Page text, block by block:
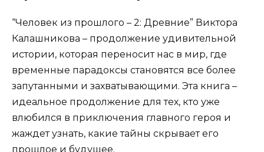
“Человек из прошлого – 2: Древние” Виктора
Калашникова – продолжение удивительной
истории, которая переносит нас в мир, где
временные парадоксы становятся все более
запутанными и захватывающими. Эта книга –
идеальное продолжение для тех, кто уже
влюбился в приключения главного героя и
жаждет узнать, какие тайны скрывает его
прошлое и будущее.